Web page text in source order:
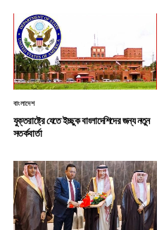
বাংলাদেশ
যুক্তরাষ্ট্রে যেতে ইচ্ছুক বাংলাদেশিদের জন্য নতুন
সতর্কবার্তা